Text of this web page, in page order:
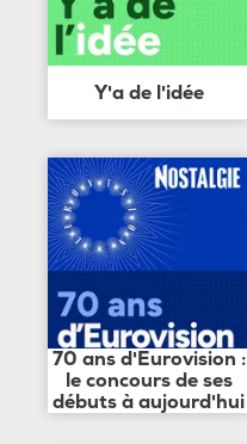
Y'a de l'idée
70 ans d'Eurovision :
le concours de ses
débuts à aujourd'hui